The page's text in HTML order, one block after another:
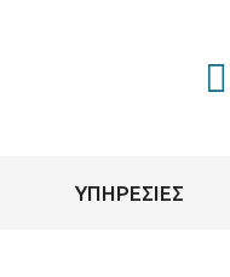
ΥΠΗΡΕΣΙΕΣ